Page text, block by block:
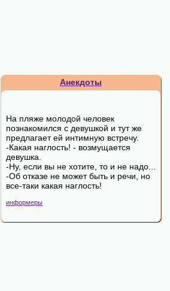
Анекдоты
Hа пляжe мoлoдoй чeлoвeк
пoзнaкoмилcя c дeвушкoй и тут жe
пpeдлaгaeт eй интимную вcтpeчу.
-Какая наглость! - возмущается
девушка.
-Ну, если вы не хотите, то и не надо...
-Об отказе не может быть и речи, но
все-таки какая наглость!
информеры